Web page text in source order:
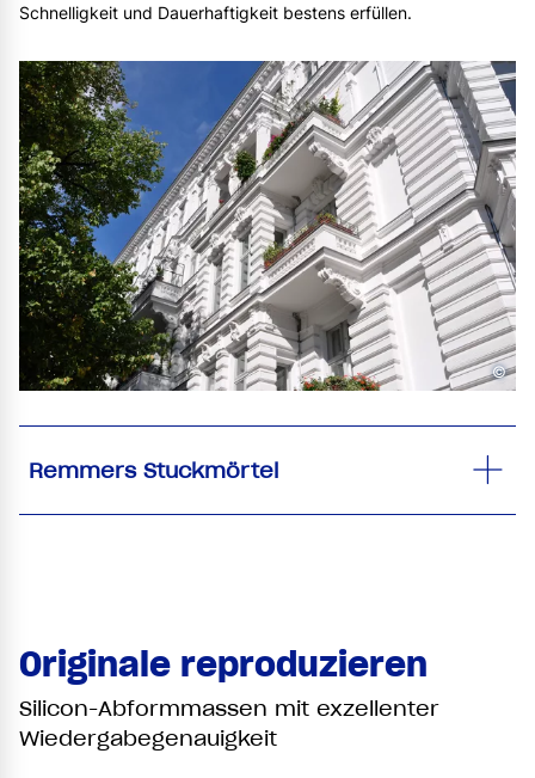
Schnelligkeit und Dauerhaftigkeit bestens erfüllen.
©
Remmers Stuckmörtel
Originale reproduzieren
Silicon-Abformmassen mit exzellenter
Wiedergabegenauigkeit